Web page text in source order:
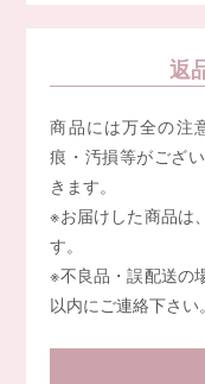
返
商品には万全の注
痕・汚損等がござ
きます。
※お届けした商品は
す。
※不良品・誤配送の
以内にご連絡下さい。